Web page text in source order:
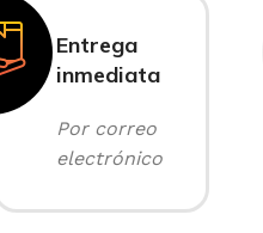
Entrega
inmediata
Por correo
electrónico